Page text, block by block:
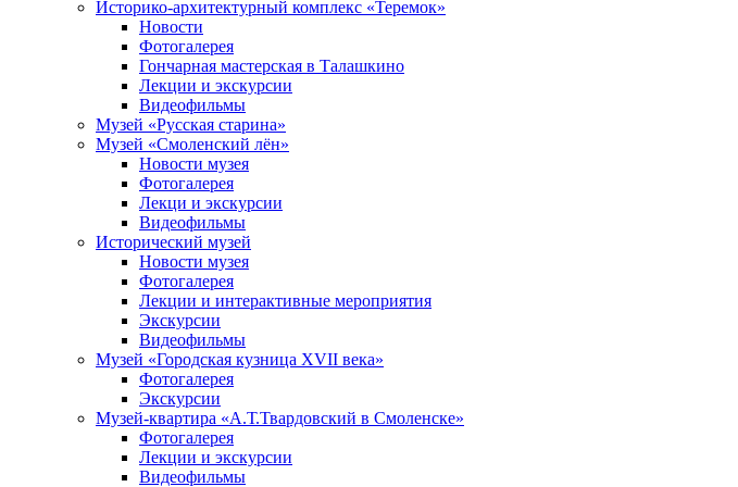
Историко-архитектурный комплекс «Теремок»
Новости
Фотогалерея
Гончарная мастерская в Талашкино
Лекции и экскурсии
Видеофильмы
Музей «Русская старина»
Музей «Смоленский лён»
Новости музея
Фотогалерея
Лекци и экскурсии
Видеофильмы
Исторический музей
Новости музея
Фотогалерея
Лекции и интерактивные мероприятия
Экскурсии
Видеофильмы
Музей «Городская кузница XVII века»
Фотогалерея
Экскурсии
Музей-квартира «А.Т.Твардовский в Смоленске»
Фотогалерея
Лекции и экскурсии
Видеофильмы